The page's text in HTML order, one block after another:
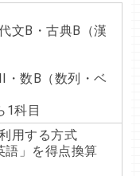
文B・古典B（漢
・数B（数列・ベ
1科目
用する方式
語」を得点換算